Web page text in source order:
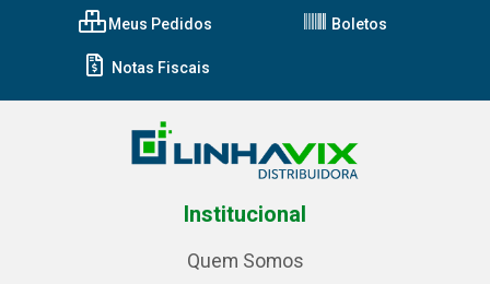
Meus Pedidos Boletos
Notas Fiscais
Institucional
Quem Somos